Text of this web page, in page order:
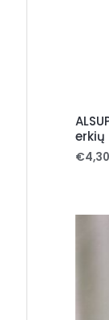
erkių
€4,30